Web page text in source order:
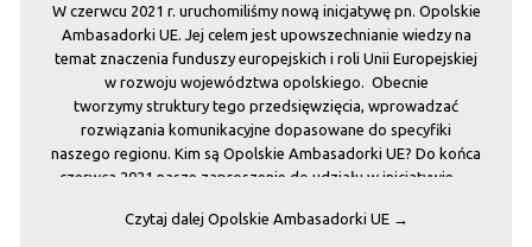
W czerwcu 2021 r. uruchomiliśmy nową inicjatywę pn. Opolskie
Ambasadorki UE. Jej celem jest upowszechnianie wiedzy na
temat znaczenia funduszy europejskich i roli Unii Europejskiej
w rozwoju województwa opolskiego. Obecnie
tworzymy struktury tego przedsięwzięcia, wprowadzać
rozwiązania komunikacyjne dopasowane do specyfiki
naszego regionu. Kim są Opolskie Ambasadorki UE? Do końca
czerwca 2021 nasze zaproszenie do udziału w inicjatywie …
Czytaj dalej Opolskie Ambasadorki UE →